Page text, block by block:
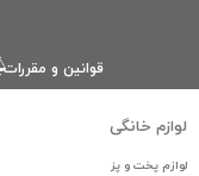
قوانین و مقررات
لوازم خانگی
لوازم پخت و پز